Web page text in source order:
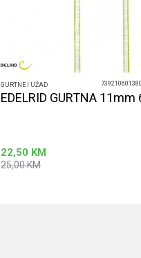
GURTNE I UŽAD 739210601380
EDELRID GURTNA
22,50 KM
25,00KM